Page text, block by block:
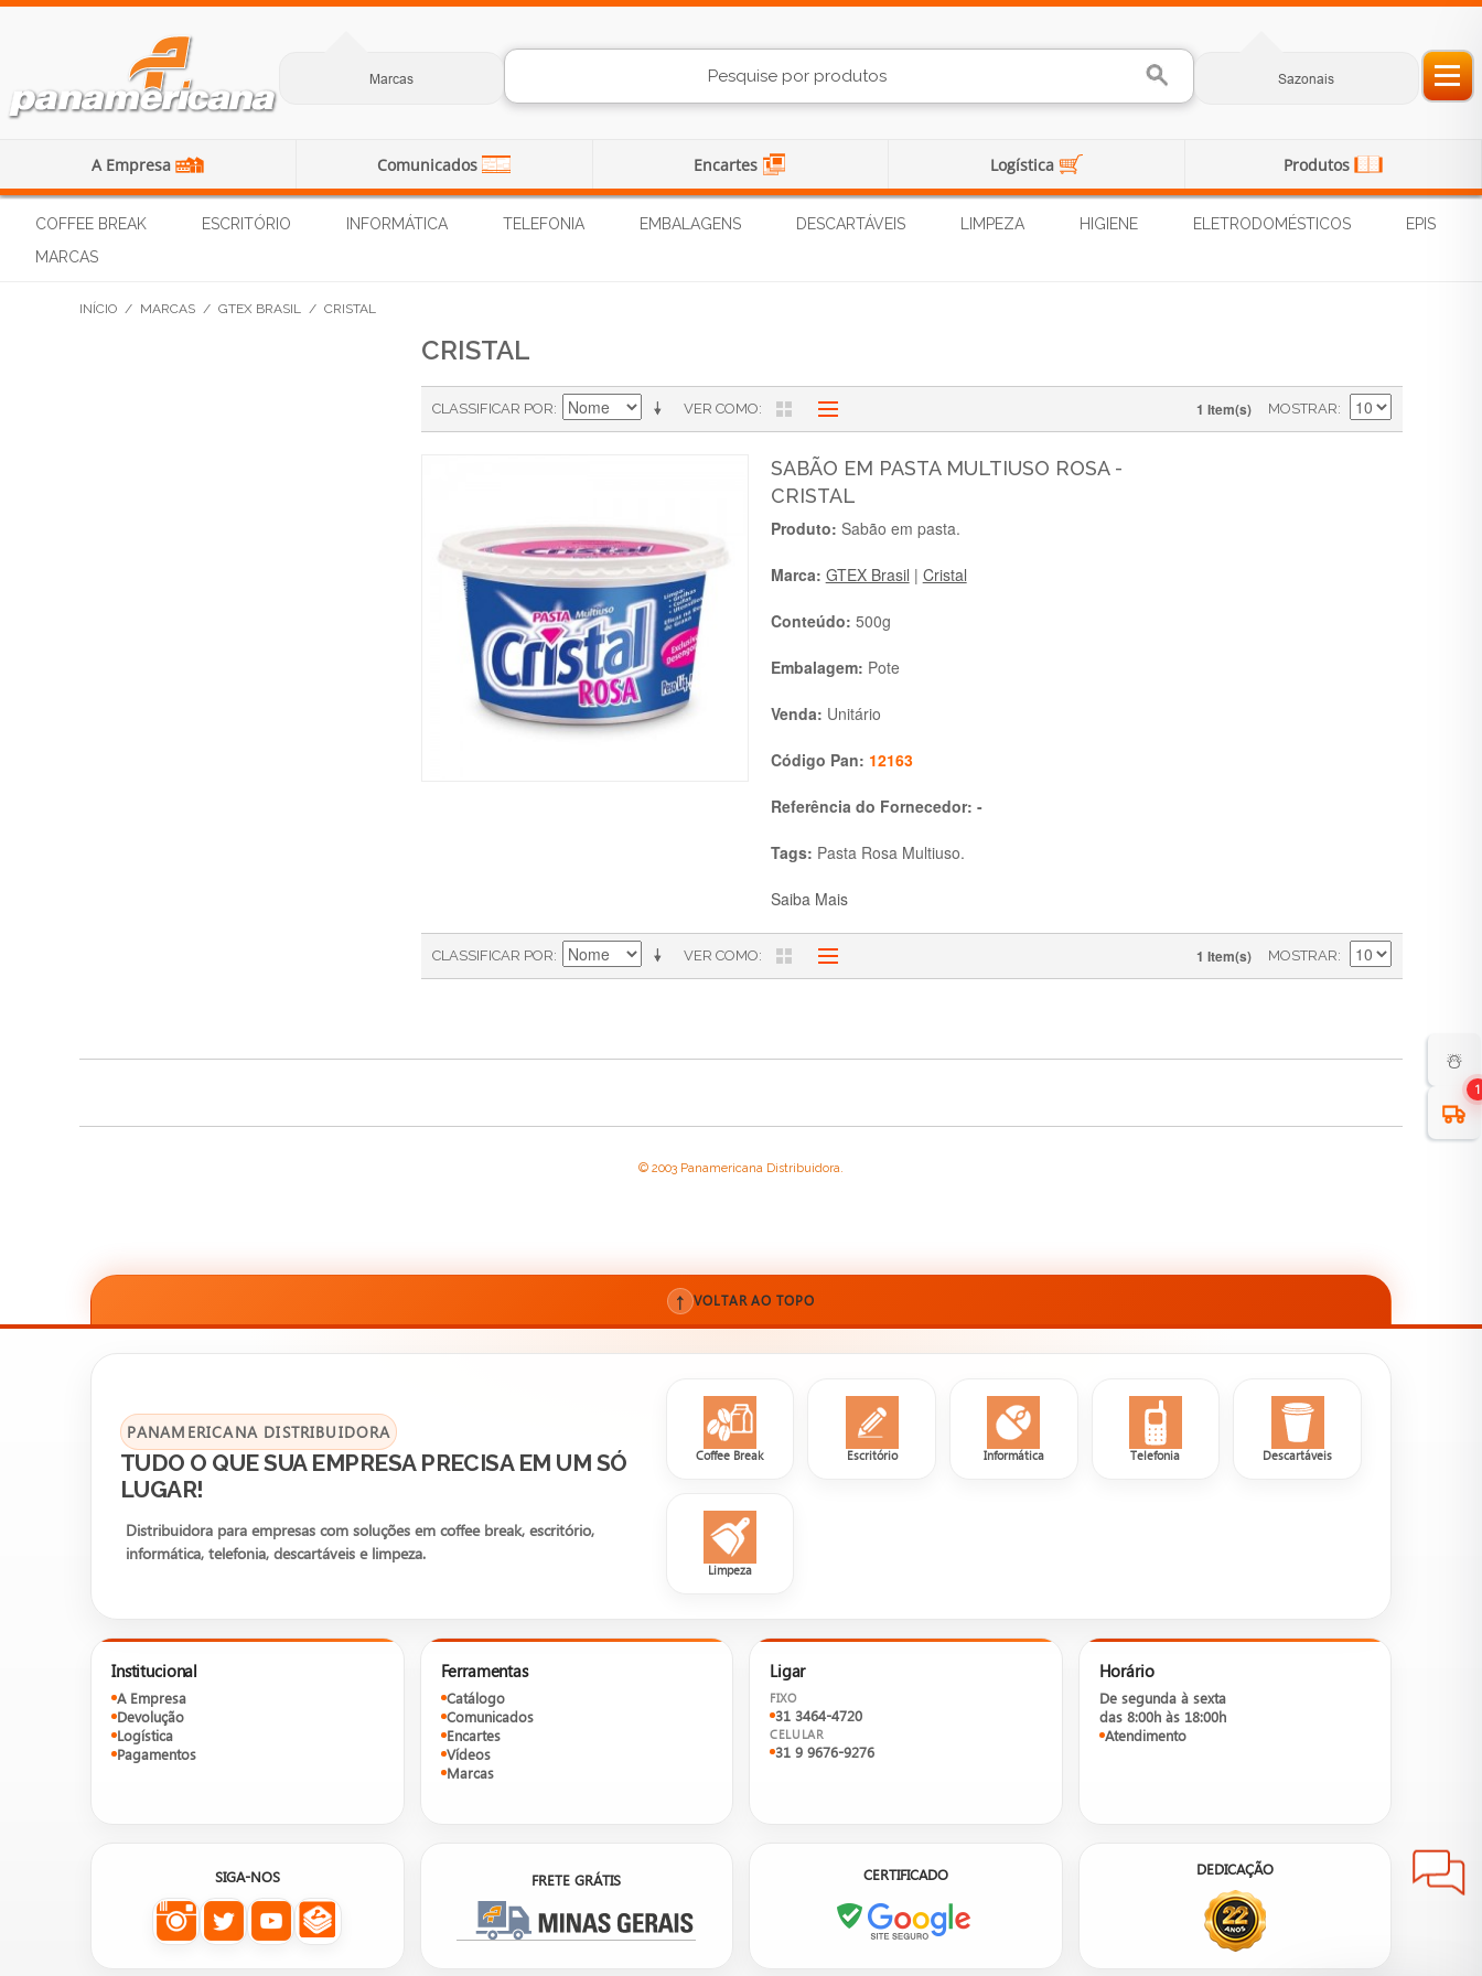
Marcas Sazonais
A Empresa Comunicados Encartes Logística Produtos
COFFEE BREAK ESCRITÓRIO INFORMÁTICA TELEFONIA EMBALAGENS DESCARTÁVEIS LIMPEZA HIGIENE ELETRODOMÉSTICOS
EPIS
MARCAS
INÍCIO / MARCAS / GTEX BRASIL / CRISTAL
CRISTAL
VER COMO
CLASSIFICAR POR 1 Item(s) MOSTRAR
SABÃO EM PASTA MULTIUSO ROSA -
CRISTAL
Produto: Sabão em pasta.
Marca: GTEX Brasil | Cristal
Conteúdo: 500g
Embalagem: Pote
Venda: Unitário
Código Pan: 12163
Referência do Fornecedor: -
Tags: Pasta Rosa Multiuso.
Saiba Mais
VER COMO
CLASSIFICAR POR 1 Item(s) MOSTRAR
☃️
1
© 2003 Panamericana Distribuidora.
↑ VOLTAR AO TOPO
PANAMERICANA DISTRIBUIDORA
TUDO O QUE SUA EMPRESA PRECISA EM UM SÓ
LUGAR!
Distribuidora para empresas com soluções em coffee break, escritório,
informática, telefonia, descartáveis e limpeza.
Coffee Break Escritório Informática Telefonia Descartáveis
Limpeza
Institucional
A Empresa
Devolução
Logística
Pagamentos
Ferramentas
Catálogo
Comunicados
Encartes
Vídeos
Marcas
Ligar
FIXO
31 3464-4720
CELULAR
31 9 9676-9276
Horário
De segunda à sexta
das 8:00h às 18:00h
Atendimento
SIGA-NOS FRETE GRÁTIS CERTIFICADO DEDICAÇÃO